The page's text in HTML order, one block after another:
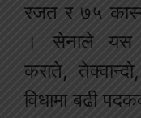
रजत र ७५
। सेनाले यस
कराते,
विधामा बढी